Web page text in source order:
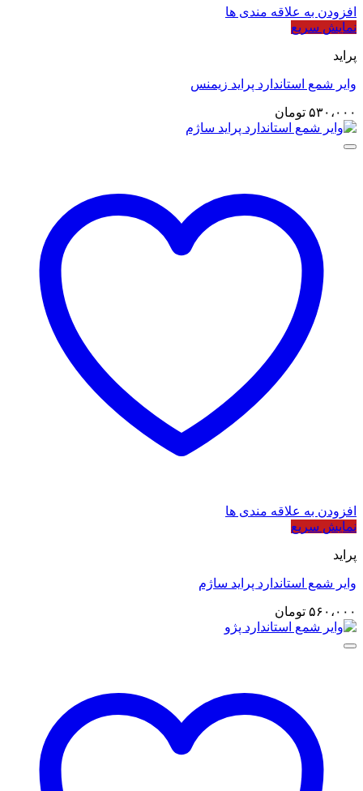
افزودن به علاقه مندی ها
نمایش سریع
پراید
وایر شمع استاندارد پراید زیمنس
۵۳۰،۰۰۰ تومان
افزودن به علاقه مندی ها
نمایش سریع
پراید
وایر شمع استاندارد پراید ساژم
۵۶۰،۰۰۰ تومان